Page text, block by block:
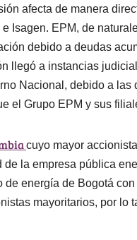
afecta de manera
Isagen. EPM, de
debido a deudas
llegó a instancias
Nacional, debido a las
el Grupo EPM y sus
cuyo mayor
de la empresa pública
de energía de Bogotá
mayoritarios, por lo